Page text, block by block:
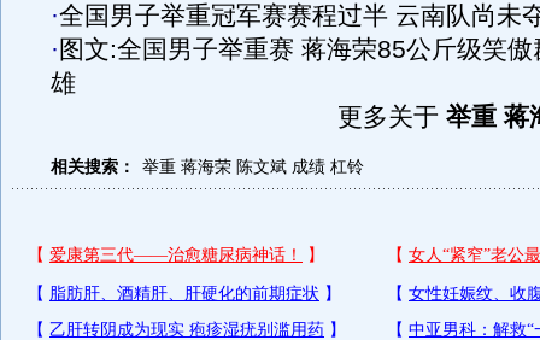
·全国男子举重冠军赛赛程过半 云南队尚未
· 图文:全国男子举重赛 蒋海荣85公斤级笑傲
雄
更多关于 举重 蒋
相关搜索： 举重 蒋海荣 陈文斌 成绩 杠铃